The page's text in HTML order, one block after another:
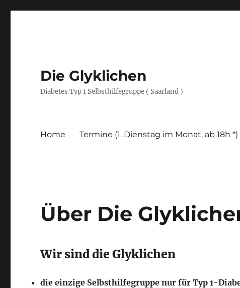
Die Glyklichen
Diabetes Typ 1 Selbsthilfegruppe ( Saarland )
Home Termine (1. Dienstag im Monat, ab 18h *)
Über Die
Wir sind die Glyklichen
die einzige Selbsthilfegruppe nur für Typ 1-